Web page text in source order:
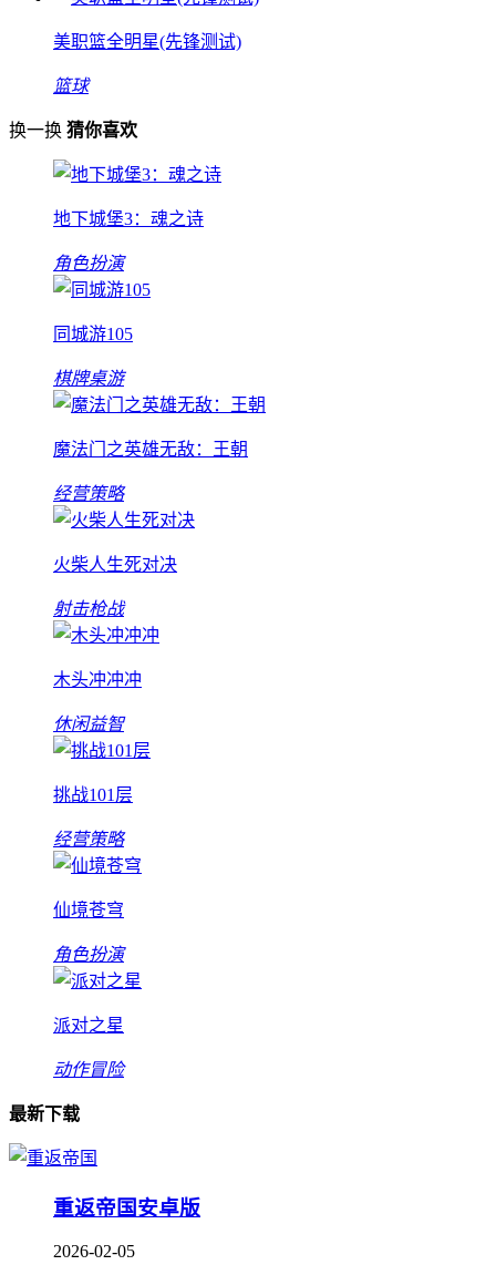
美职篮全明星(先锋测试)
篮球
换一换 猜你喜欢
地下城堡3：魂之诗
角色扮演
同城游105
棋牌桌游
魔法门之英雄无敌：王朝
经营策略
火柴人生死对决
射击枪战
木头冲冲冲
休闲益智
挑战101层
经营策略
仙境苍穹
角色扮演
派对之星
动作冒险
最新下载
重返帝国安卓版
2026-02-05